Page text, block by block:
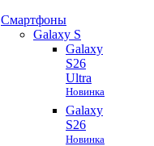
Смартфоны
Galaxy S
Galaxy
S26
Ultra
Новинка
Galaxy
S26
Новинка